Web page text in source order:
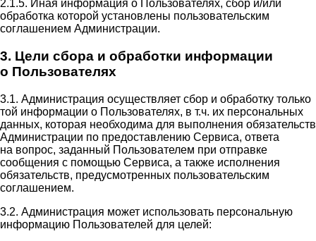
2.1.5. Иная информация о Пользователях, сбор и/или
обработка которой установлены пользовательским
соглашением Администрации.
3. Цели сбора и обработки информации
о Пользователях
3.1. Администрация осуществляет сбор и обработку только
той информации о Пользователях, в т.ч. их персональных
данных, которая необходима для выполнения обязательств
Администрации по предоставлению Сервиса, ответа
на вопрос, заданный Пользователем при отправке
сообщения с помощью Сервиса, а также исполнения
обязательств, предусмотренных пользовательским
соглашением.
3.2. Администрация может использовать персональную
информацию Пользователей для целей: